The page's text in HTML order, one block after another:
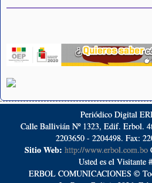
Periódico Digital
Calle Ballivián Nº 1323, Edif. Erbol.
2203650 - 2204498. Fax:
Sitio Web: http://www.erbol.com.bo
Usted es el Visitante
ERBOL COMUNICACIONES ©